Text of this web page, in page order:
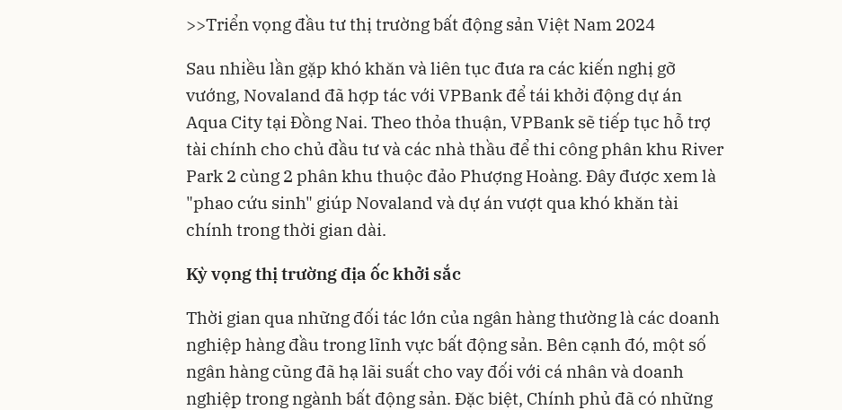
>>Triển vọng đầu tư thị trường bất động sản Việt Nam 2024
Sau nhiều lần gặp khó khăn và liên tục đưa ra các kiến nghị gỡ
vướng, Novaland đã hợp tác với VPBank để tái khởi động dự án
Aqua City tại Đồng Nai. Theo thỏa thuận, VPBank sẽ tiếp tục hỗ trợ
tài chính cho chủ đầu tư và các nhà thầu để thi công phân khu River
Park 2 cùng 2 phân khu thuộc đảo Phượng Hoàng. Đây được xem là
"phao cứu sinh" giúp Novaland và dự án vượt qua khó khăn tài
chính trong thời gian dài.
Kỳ vọng thị trường địa ốc khởi sắc
Thời gian qua những đối tác lớn của ngân hàng thường là các doanh
nghiệp hàng đầu trong lĩnh vực bất động sản. Bên cạnh đó, một số
ngân hàng cũng đã hạ lãi suất cho vay đối với cá nhân và doanh
nghiệp trong ngành bất động sản. Đặc biệt, Chính phủ đã có những